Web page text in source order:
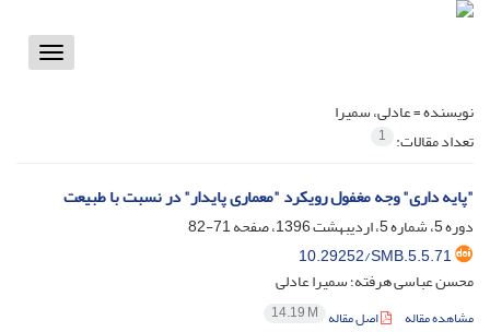
Toggle
نویسنده =عادلی، سمیرا
تعداد مقالات: 1
"پایه داری" وجه مغفول رویکرد "معماری پایدار" در نسبت با طبیعت
دوره 5، شماره 5، اردیبهشت 1396، صفحه
71-82
10.29252/SMB.5.5.71
محسن عباسی هرفته؛ سمیرا عادلی
مشاهده مقاله اصل مقاله 14.19 M